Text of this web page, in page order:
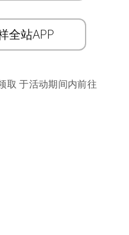
全站APP
取 于活动期间内前往